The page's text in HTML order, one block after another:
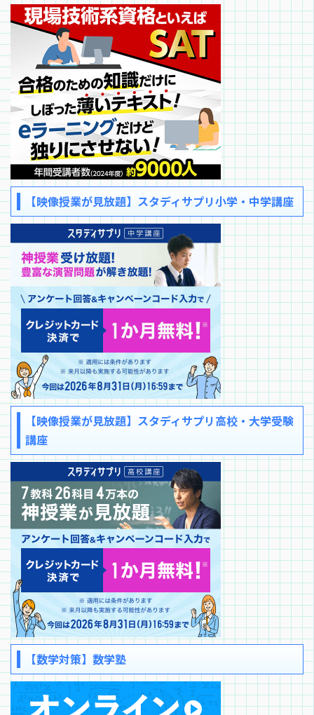
【映像授業が見放題】スタディサプリ小学・中学講座
【映像授業が見放題】スタディサプリ高校・大学受験
講座
【数学対策】数学塾